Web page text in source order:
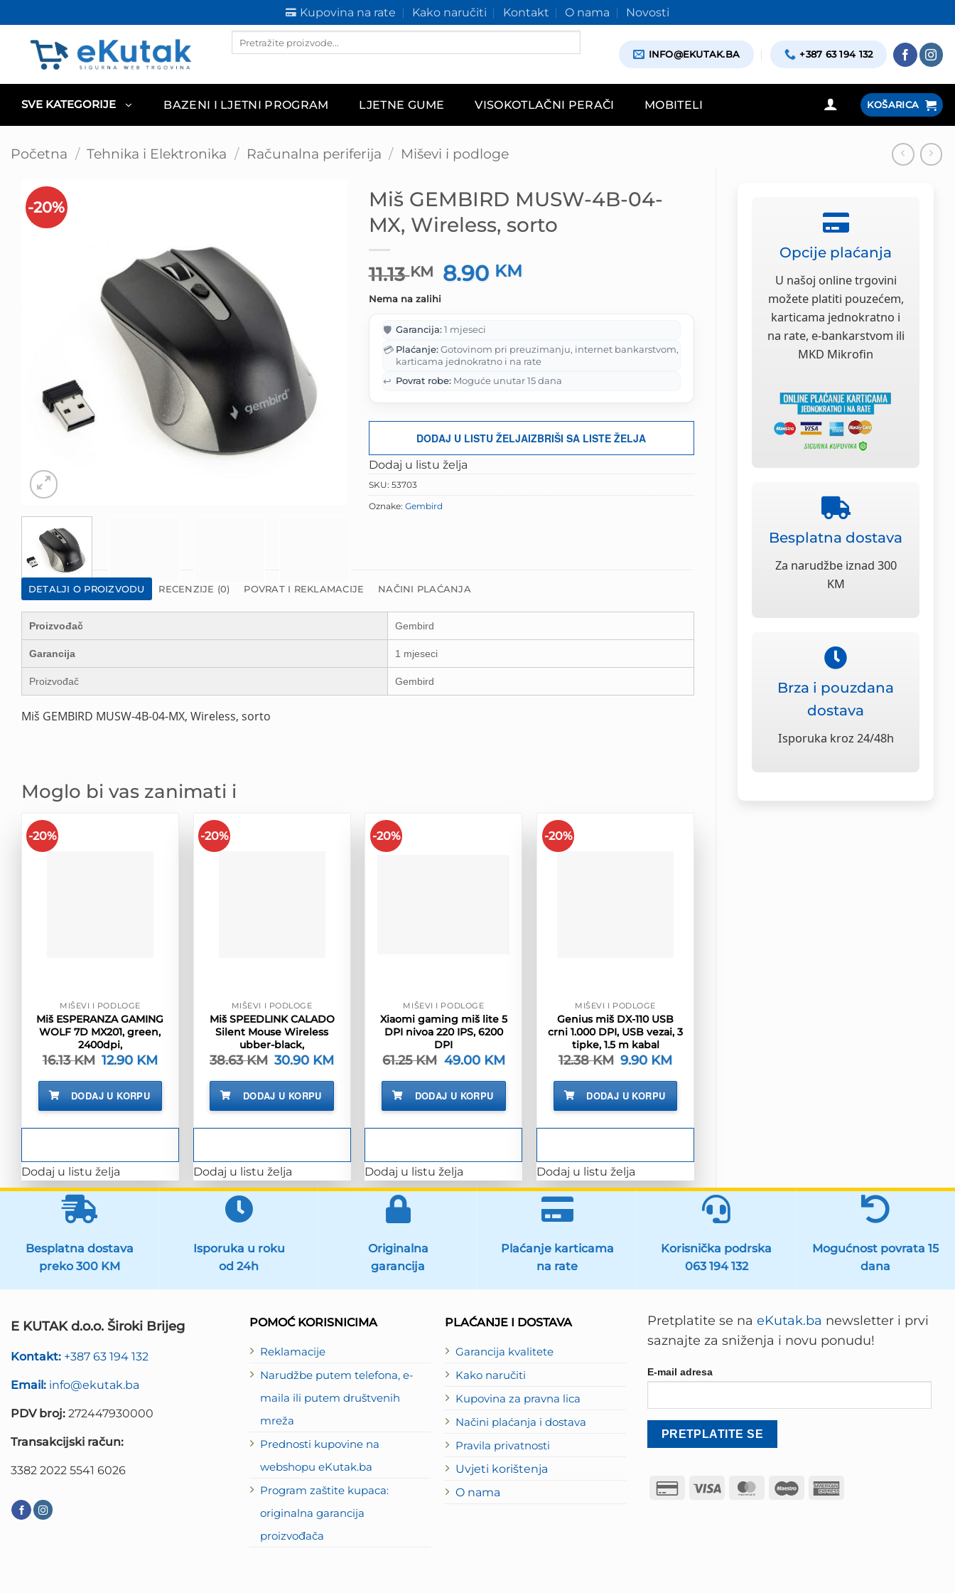
to
content
Kupovina na rate Kako naručiti Kontakt O nama Novosti
Products
INFO@EKUTAK.BA +387 63 194 132
SVE KATEGORIJE BAZENI I LJETNI PROGRAM LJETNE GUME VISOKOTLAČNI PERAČI MOBITELI KOŠARICA
Početna / Tehnika i Elektronika / Računalna periferija / Miševi i podloge
Opcije plaćanja
U našoj online trgovini
možete platiti pouzećem,
karticama jednokratno i
na rate, e-bankarstvom ili
MKD Mikrofin
Besplatna dostava
Za narudžbe iznad 300
KM
Brza i pouzdana
dostava
Isporuka kroz 24/48h
-20%
Miš GEMBIRD MUSW-4B-04-
MX, Wireless, sorto
11.13KM
Izvorna
cijena
je:
11.13 KM.
8.90 KM
Nema na zalihi
🛡️ Garancija:1 mjeseci
💳 Plaćanje:Gotovinom pri preuzimanju, internet bankarstvom,
karticama jednokratno i na rate
↩️ Povrat robe:Moguće unutar 15 dana
DODAJ U LISTU ŽELJAIZBRIŠI SA LISTE ŽELJA
Dodaj u listu želja
SKU: 53703
Oznake: Gembird
DETALJI O PROIZVODU RECENZIJE (0) POVRAT I REKLAMACIJE NAČINI PLAĆANJA
Proizvođač Gembird
Garancija 1 mjeseci
Proizvođač Gembird
Miš GEMBIRD MUSW-4B-04-MX, Wireless, sorto
Moglo bi vas zanimati i
-20%
MIŠEVI I PODLOGE
Miš ESPERANZA GAMING
WOLF 7D MX201, green,
2400dpi,
16.13KM Izvorna
cijena
bila
16.13 KM.
12.90 KM
je:
DODAJ U KORPU
Dodaj u listu želja
-20%
MIŠEVI I PODLOGE
Miš SPEEDLINK CALADO
Silent Mouse Wireless
ubber-black,
38.63KM Izvorna
cijena
bila
38.63 KM.
30.90 KM Trenutna
DODAJ U KORPU
Dodaj u listu želja
-20%
MIŠEVI I PODLOGE
Xiaomi gaming miš lite 5
DPI nivoa 220 IPS, 6200
DPI
61.25KM Izvorna
cijena
bila
61.25 KM.
49.00 KM
je:
DODAJ U KORPU
Dodaj u listu želja
-20%
MIŠEVI I PODLOGE
Genius miš DX-110 USB
crni 1.000 DPI, USB vezai, 3
tipke, 1.5 m kabal
12.38KM Izvorna
cijena
bila
12.38 KM.
9.90 KM
je:
DODAJ U KORPU
Dodaj u listu želja
Besplatna dostava
preko 300 KM
Isporuka u roku
od 24h
Originalna
garancija
Plaćanje karticama
na rate
Korisnička podrska
063 194 132
Mogućnost povrata 15
dana
E KUTAK d.o.o. Široki Brijeg
Kontakt: +387 63 194 132
Email: info@ekutak.ba
PDV broj: 272447930000
Transakcijski račun:
3382 2022 5541 6026
POMOĆ KORISNICIMA
Reklamacije
Narudžbe putem telefona, e-
maila ili putem društvenih
mreža
Prednosti kupovine na
webshopu eKutak.ba
Program zaštite kupaca:
originalna garancija
proizvođača
PLAĆANJE I DOSTAVA
Garancija kvalitete
Kako naručiti
Kupovina za pravna lica
Načini plaćanja i dostava
Pravila privatnosti
Uvjeti korištenja
O nama
Pretplatite se na eKutak.ba newsletter i prvi
saznajte za sniženja i novu ponudu!
E-mail adresa
Credit
Visa MasterCard
Maestro